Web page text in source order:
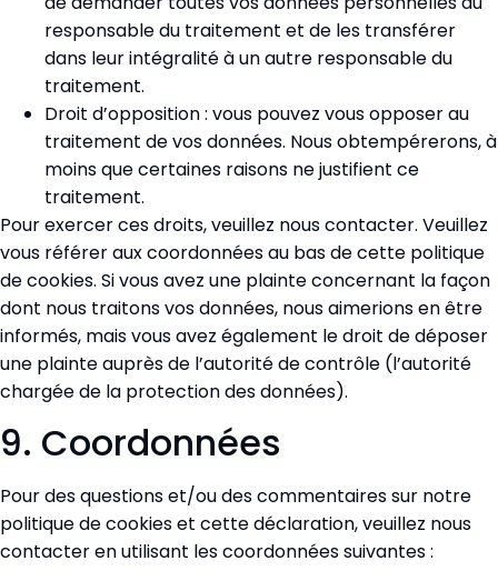
responsable du traitement et de les transférer
dans leur intégralité à un autre responsable du
traitement.
Droit d’opposition : vous pouvez vous opposer au
traitement de vos données. Nous obtempérerons, à
moins que certaines raisons ne justifient ce
traitement.
Pour exercer ces droits, veuillez nous contacter. Veuillez
vous référer aux coordonnées au bas de cette politique
de cookies. Si vous avez une plainte concernant la façon
dont nous traitons vos données, nous aimerions en être
informés, mais vous avez également le droit de déposer
une plainte auprès de l’autorité de contrôle (l’autorité
chargée de la protection des données).
9. Coordonnées
Pour des questions et/ou des commentaires sur notre
politique de cookies et cette déclaration, veuillez nous
contacter en utilisant les coordonnées suivantes :